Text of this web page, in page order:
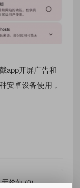
app开屏广告和
安卓设备使用，
无价值(0)